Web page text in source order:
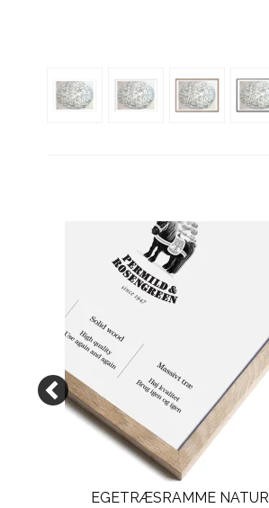
EGETRÆSRAMME NATUR